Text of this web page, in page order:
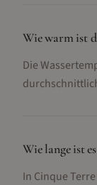
Wie warm ist
Die
Wie lange ist
In Cinque